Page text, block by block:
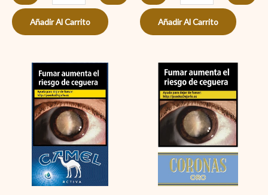
Añadir Al Carrito Añadir Al Carrito
Camel
Activa
cantidad
Coronas
Negro
Oro
cantidad